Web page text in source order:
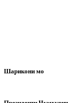
Шарикони мо